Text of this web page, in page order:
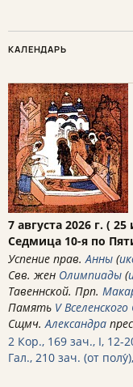
КАЛЕНДАРЬ
7 августа 2026 г. (
Седмица 10-я по
Успение прав.Анны (
Свв. жен Олимпиады (
Тавеннской. Прп.
Память V
Сщмч.Александра
2 Кор., 169 зач., I, 12-
Гал., 210 зач. (от